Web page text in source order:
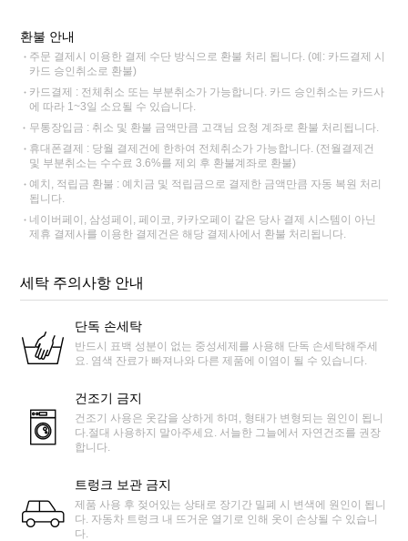
환불 안내
주문 결제시 이용한 결제 수단 방식으로 환불 처리 됩니다. (예: 카드결제 시
카드 승인취소로 환불)
카드결제 : 전체취소 또는 부분취소가 가능합니다. 카드 승인취소는 카드사
에 따라 1~3일 소요될 수 있습니다.
무통장입금 : 취소 및 환불 금액만큼 고객님 요청 계좌로 환불 처리됩니다.
휴대폰결제 : 당월 결제건에 한하여 전체취소가 가능합니다. (전월결제건
및 부분취소는 수수료 3.6%를 제외 후 환불계좌로 환불)
예치, 적립금 환불 : 예치금 및 적립금으로 결제한 금액만큼 자동 복원 처리
됩니다.
네이버페이, 삼성페이, 페이코, 카카오페이 같은 당사 결제 시스템이 아닌
제휴 결제사를 이용한 결제건은 해당 결제사에서 환불 처리됩니다.
세탁 주의사항 안내
단독 손세탁
반드시 표백 성분이 없는 중성세제를 사용해 단독 손세탁해주세
요. 염색 잔료가 빠져나와 다른 제품에 이염이 될 수 있습니다.
건조기 금지
건조기 사용은 옷감을 상하게 하며, 형태가 변형되는 원인이 됩니
다.절대 사용하지 말아주세요. 서늘한 그늘에서 자연건조를 권장
합니다.
트렁크 보관 금지
제품 사용 후 젖어있는 상태로 장기간 밀폐 시 변색에 원인이 됩니
다. 자동차 트렁크 내 뜨거운 열기로 인해 옷이 손상될 수 있습니
다.